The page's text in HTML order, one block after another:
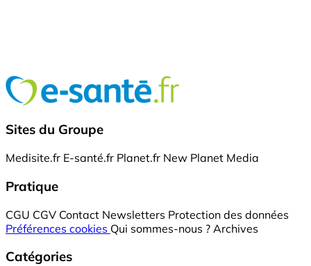
Sites du Groupe
Medisite.fr E-santé.fr Planet.fr New Planet Media
Pratique
CGU CGV Contact Newsletters Protection des données
Préférences cookies Qui sommes-nous ? Archives
Catégories